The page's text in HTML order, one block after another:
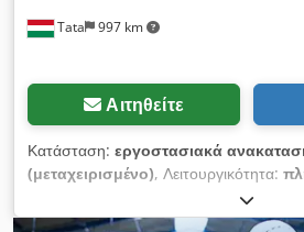
Tata 997 km
Αιτηθείτε
Κατάσταση: εργοστασιακά
(μεταχειρισμένο), Λειτουργικότητα:
, Κάθετο
υαλοπινάκων CE Glass 1600 mm. Το